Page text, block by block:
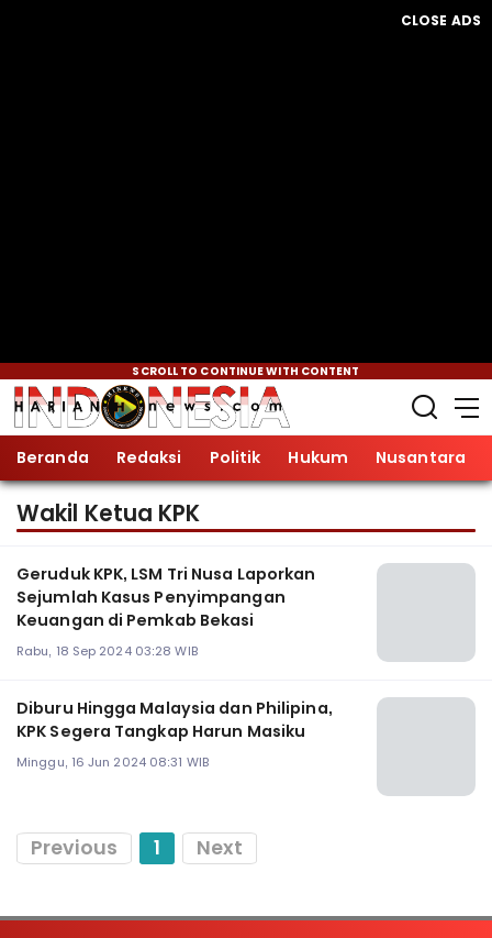
CLOSE ADS
SCROLL TO CONTINUE WITH CONTENT
Beranda Redaksi Politik Hukum Nusantara
Wakil Ketua KPK
Geruduk KPK, LSM Tri Nusa Laporkan
Sejumlah Kasus Penyimpangan
Keuangan di Pemkab Bekasi
Rabu, 18 Sep 2024 03:28 WIB
Diburu Hingga Malaysia dan Philipina,
KPK Segera Tangkap Harun Masiku
Minggu, 16 Jun 2024 08:31 WIB
Previous 1 Next